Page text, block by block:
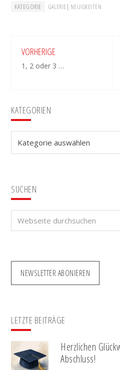
KATEGORIE GALERIE | NEUIGKEITEN
VORHERIGE
1, 2 oder 3 …
Seitenspalte
KATEGORIEN
SUCHEN
Webseite
durchsuchen
NEWSLETTER ABONIEREN
LETZTE BEITRÄGE
Herzlichen
Abschluss!